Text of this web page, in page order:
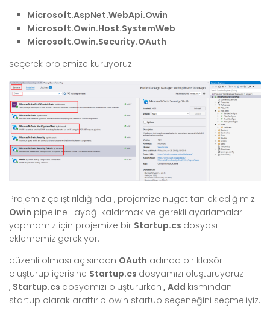
Microsoft.AspNet.WebApi.Owin
Microsoft.Owin.Host.SystemWeb
Microsoft.Owin.Security.OAuth
seçerek projemize kuruyoruz.
Projemiz çalıştırıldığında , projemize nuget tan eklediğimiz
Owin pipeline i ayağı kaldırmak ve gerekli ayarlamaları
yapmamız için projemize bir Startup.cs dosyası
eklememiz gerekiyor.
düzenli olması açısından OAuth adında bir klasör
oluşturup içerisine Startup.cs dosyamızı oluşturuyoruz
, Startup.cs dosyamızı oluştururken , Add kısmından
startup olarak arattırıp owin startup seçeneğini seçmeliyiz.